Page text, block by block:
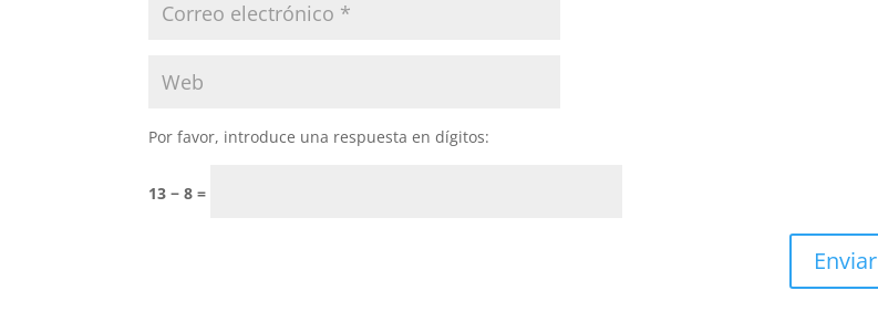
Por favor, introduce una respuesta en dígitos:
13 − 8 =